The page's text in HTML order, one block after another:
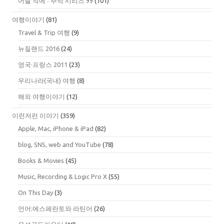
여행이야기 (81)
Travel & Trip 여행 (9)
뉴질랜드 2016 (24)
영국·프랑스 2011 (23)
우리나라(국내) 여행 (8)
해외 여행이야기 (12)
이런저런 이야기 (359)
Apple, Mac, iPhone & iPad (82)
blog, SNS, web and YouTube (78)
Books & Movies (45)
Music, Recording & Logic Pro X (55)
On This Day (3)
언어:에스페란토와 라틴어 (26)